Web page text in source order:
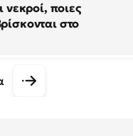
νεκροί, ποιες
στο